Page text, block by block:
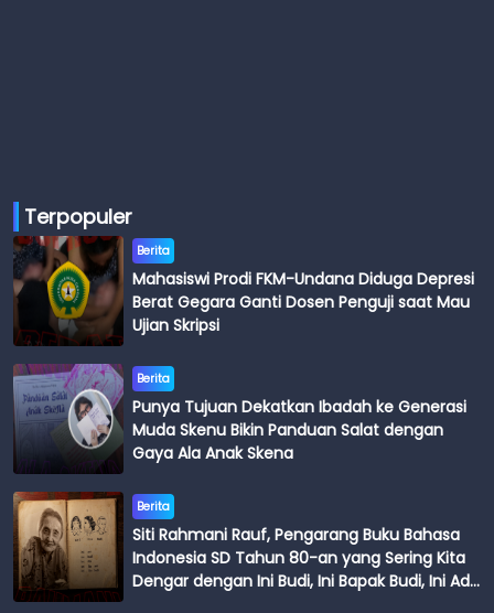
Terpopuler
Berita
Mahasiswi Prodi FKM-Undana Diduga Depresi
Berat Gegara Ganti Dosen Penguji saat Mau
Ujian Skripsi
Berita
Punya Tujuan Dekatkan Ibadah ke Generasi
Muda Skenu Bikin Panduan Salat dengan
Gaya Ala Anak Skena
Berita
Siti Rahmani Rauf, Pengarang Buku Bahasa
Indonesia SD Tahun 80-an yang Sering Kita
Dengar dengan Ini Budi, Ini Bapak Budi, Ini Adik